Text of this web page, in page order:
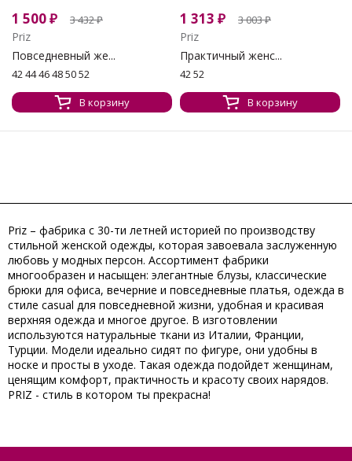
1 500₽ 3 432₽
Priz
Повседневный же...
42 44 46 48 50 52
В корзину
1 313 ₽ 3 003₽
Priz
Практичный женс...
42 52
В корзину
Priz – фабрика с 30-ти летней историей по производству
стильной женской одежды, которая завоевала заслуженную
любовь у модных персон. Ассортимент фабрики
многообразен и насыщен: элегантные блузы, классические
брюки для офиса, вечерние и повседневные платья, одежда в
стиле casual для повседневной жизни, удобная и красивая
верхняя одежда и многое другое. В изготовлении
используются натуральные ткани из Италии, Франции,
Турции. Модели идеально сидят по фигуре, они удобны в
носке и просты в уходе. Такая одежда подойдет женщинам,
ценящим комфорт, практичность и красоту своих нарядов.
PRIZ - cтиль в котором ты прекрасна!